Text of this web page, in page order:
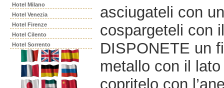
Hotel Milano
Hotel Venezia
Hotel Firenze
Hotel Cilento
Hotel Sorrento
asciugateli con
cospargeteli con
DISPONETE un
metallo con il
copritelo con